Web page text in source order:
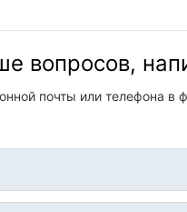
вопросов,
почты или телефона